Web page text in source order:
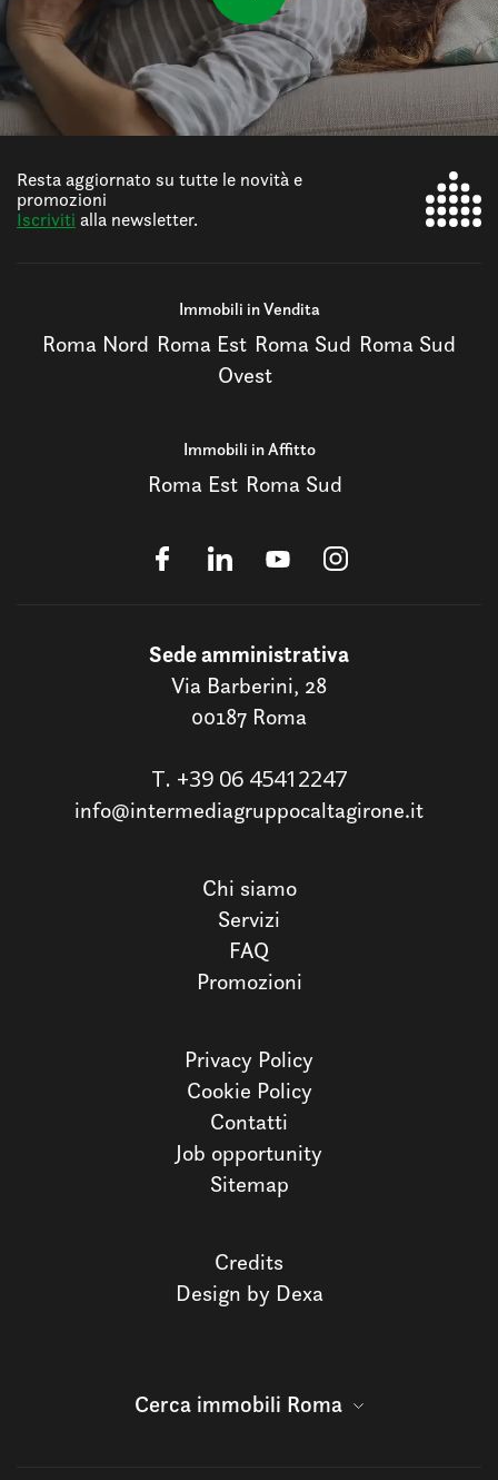
Resta aggiornato su tutte le novità e
promozioni
Iscriviti alla newsletter.
Immobili in Vendita
Roma Nord Roma Est Roma Sud Roma Sud
Ovest
Immobili in Affitto
Roma Est Roma Sud
Sede amministrativa
Via Barberini, 28
00187 Roma
T. +39 06 45412247
info@intermediagruppocaltagirone.it
Chi siamo
Servizi
FAQ
Promozioni
Privacy Policy
Cookie Policy
Contatti
Job opportunity
Sitemap
Credits
Design by Dexa
Cerca immobili Roma